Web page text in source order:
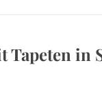
Tapeten in